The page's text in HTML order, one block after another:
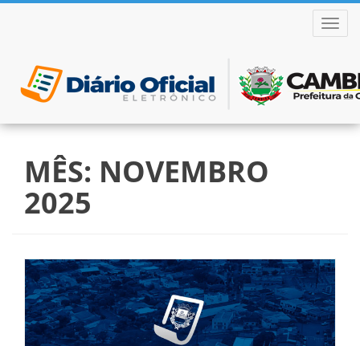
conteúdo
MÊS: NOVEMBRO
2025